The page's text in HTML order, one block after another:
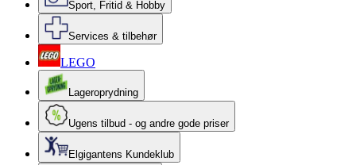
Sport, Fritid & Hobby
Services & tilbehør
LEGO
Lageroprydning
Ugens tilbud - og andre gode priser
Elgigantens Kundeklub